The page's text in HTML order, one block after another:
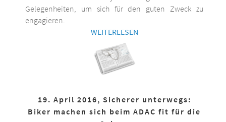
Gelegenheiten, um sich für den guten Zweck zu
engagieren.
WEITERLESEN
19. April 2016, Sicherer unterwegs:
Biker machen sich beim ADAC fit für die